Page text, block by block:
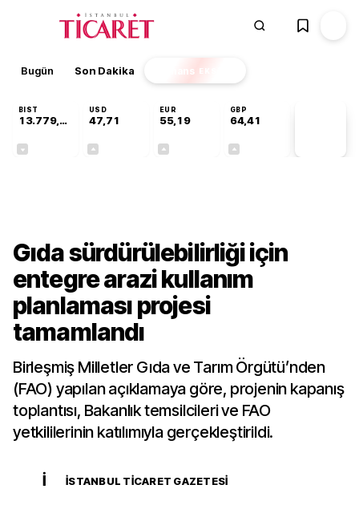
Bugün Son Dakika Finans EKSTRA
BIST
13.779,39
USD
47,71
EUR
55,19
GBP
64,41
Gıda sürdürülebilirliği için
entegre arazi kullanım
planlaması projesi
tamamlandı
Birleşmiş Milletler Gıda ve Tarım Örgütü’nden
(FAO) yapılan açıklamaya göre, projenin kapanış
toplantısı, Bakanlık temsilcileri ve FAO
yetkililerinin katılımıyla gerçekleştirildi.
İ İSTANBUL TICARET GAZETESI